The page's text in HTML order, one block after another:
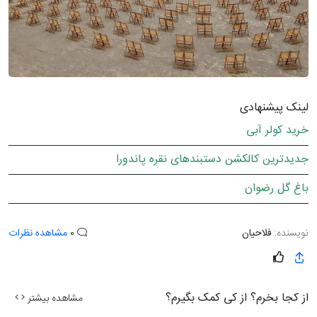
لینک پیشنهادی
خرید کولر آبی
جدیدترین کالکشن دستبندهای نقره پاندورا
باغ گل رضوان
نویسنده: فلاحیان مشاهده نظرات
از کجا بخرم؟ از کی کمک بگیرم؟ مشاهده بیشتر